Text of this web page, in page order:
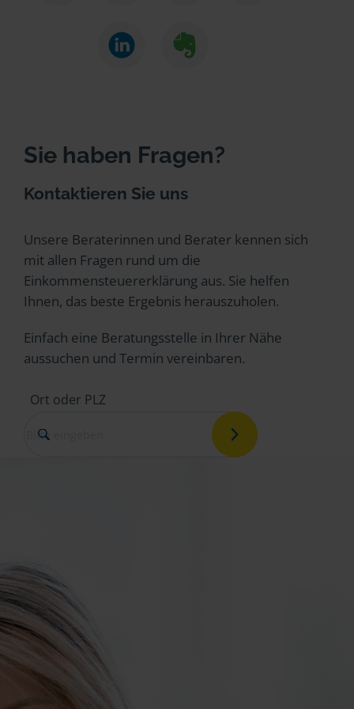
Sie haben Fragen?
Kontaktieren Sie uns
Unsere Beraterinnen und Berater kennen sich
mit allen Fragen rund um die
Einkommensteuererklärung aus. Sie helfen
Ihnen, das beste Ergebnis herauszuholen.
Einfach eine Beratungsstelle in Ihrer Nähe
aussuchen und Termin vereinbaren.
Ort oder PLZ